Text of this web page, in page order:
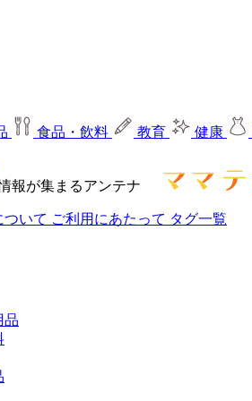
食品・飲料 教育 健康
報が集まるアンテナ
ついて ご利用にあたって タグ一覧
品